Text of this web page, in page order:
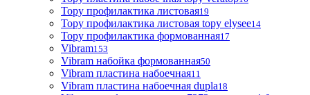
Topy профилактика листовая19
Topy профилактика листовая topy elysee14
Topy профилактика формованная17
Vibram153
Vibram набойка формованная50
Vibram пластина набоечная11
Vibram пластина набоечная dupla18